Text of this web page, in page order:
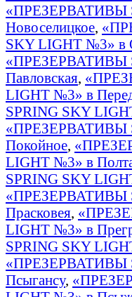
«ПРЕЗЕРВАТИВЫ
Новоселицкое,
SKY LIGHT №3» в
«ПРЕЗЕРВАТИВЫ
Павловская,
LIGHT №3» в
SPRING SKY
«ПРЕЗЕРВАТИВЫ
Покойное,
LIGHT №3» в
SPRING SKY
«ПРЕЗЕРВАТИВЫ
Прасковея,
LIGHT №3» в
SPRING SKY
«ПРЕЗЕРВАТИВЫ
Псыгансу,